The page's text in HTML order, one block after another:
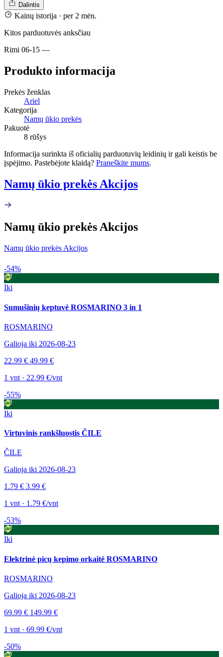
Dalintis
Kainų istorija · per 2 mėn.
Kitos parduotuvės anksčiau
Rimi 06-15 —
Produkto informacija
Prekės ženklas
Ariel
Kategorija
Namų ūkio prekės
Pakuotė
8 rūšys
Informacija surinkta iš oficialių parduotuvių leidinių ir gali keistis be
įspėjimo. Pastebėjote klaidą? Praneškite mums.
Namų ūkio prekės Akcijos
Namų ūkio prekės Akcijos
Namų ūkio prekės Akcijos
-54%
Iki
Sumušinių keptuvė ROSMARINO 3 in 1
ROSMARINO
Galioja iki 2026-08-23
22.99 € 49.99 €
1 vnt · 22.99 €/vnt
-55%
Iki
Virtuvinis rankšluostis ČILE
ČILE
Galioja iki 2026-08-23
1.79 € 3.99 €
1 vnt · 1.79 €/vnt
-53%
Iki
Elektrinė picų kepimo orkaitė ROSMARINO
ROSMARINO
Galioja iki 2026-08-23
69.99 € 149.99 €
1 vnt · 69.99 €/vnt
-50%